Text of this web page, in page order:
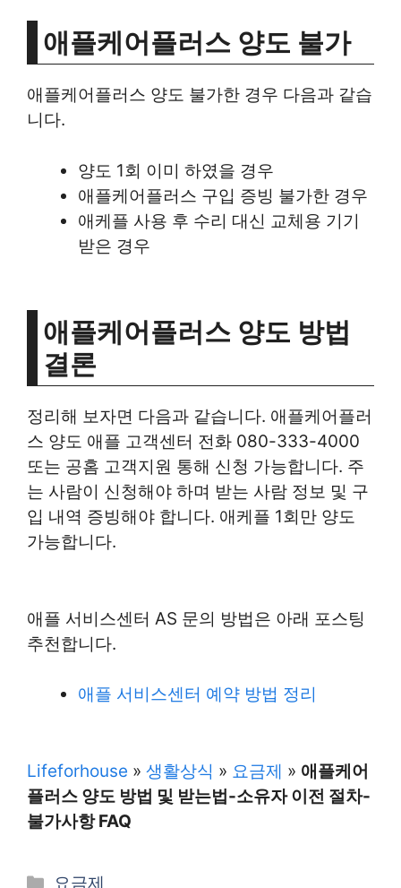
애플케어플러스 양도 불가
애플케어플러스 양도 불가한 경우 다음과 같습
니다.
양도 1회 이미 하였을 경우
애플케어플러스 구입 증빙 불가한 경우
애케플 사용 후 수리 대신 교체용 기기
받은 경우
애플케어플러스 양도 방법
결론
정리해 보자면 다음과 같습니다. 애플케어플러
스 양도 애플 고객센터 전화 080-333-4000
또는 공홈 고객지원 통해 신청 가능합니다. 주
는 사람이 신청해야 하며 받는 사람 정보 및 구
입 내역 증빙해야 합니다. 애케플 1회만 양도
가능합니다.
애플 서비스센터 AS 문의 방법은 아래 포스팅
추천합니다.
애플 서비스센터 예약 방법 정리
Lifeforhouse » 생활상식 » 요금제 » 애플케어
플러스 양도 방법 및 받는법-소유자 이전 절차-
불가사항 FAQ
카
요금제